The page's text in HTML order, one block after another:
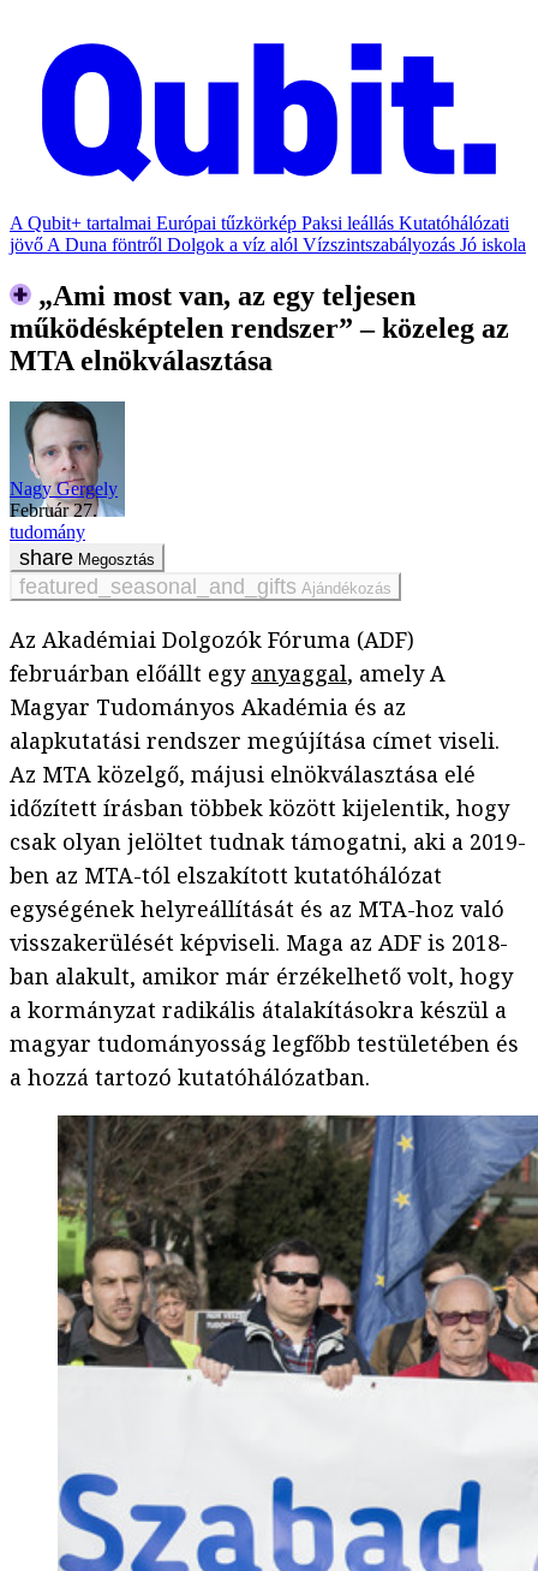
A Qubit+ tartalmai Európai tűzkörkép Paksi leállás Kutatóhálózati
jövő A Duna föntről Dolgok a víz alól Vízszintszabályozás Jó iskola
„Ami most van, az egy teljesen
működésképtelen rendszer” – közeleg az
MTA elnökválasztása
Nagy Gergely
február 27.
tudomány
Megosztás
Ajándékozás
Az Akadémiai Dolgozók Fóruma (ADF)
februárban előállt egy anyaggal, amely A
Magyar Tudományos Akadémia és az
alapkutatási rendszer megújítása címet viseli.
Az MTA közelgő, májusi elnökválasztása elé
időzített írásban többek között kijelentik, hogy
csak olyan jelöltet tudnak támogatni, aki a 2019-
ben az MTA-tól elszakított kutatóhálózat
egységének helyreállítását és az MTA-hoz való
visszakerülését képviseli. Maga az ADF is 2018-
ban alakult, amikor már érzékelhető volt, hogy
a kormányzat radikális átalakításokra készül a
magyar tudományosság legfőbb testületében és
a hozzá tartozó kutatóhálózatban.